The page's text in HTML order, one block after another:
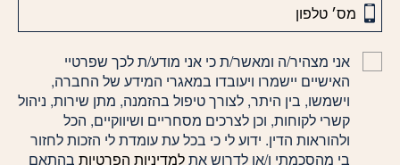
אני מצהיר/ה ומאשר/ת כי אני מודע/ת לכך שפרטיי
האישיים יישמרו ויעובדו במאגרי המידע של החברה,
וישמשו, בין היתר, לצורך טיפול בהזמנה, מתן שירות, ניהול
קשרי לקוחות, וכן לצרכים מסחריים ושיווקיים, הכל
ולהוראות הדין. ידוע לי כי בכל עת עומדת לי הזכות לחזור
בי מהסכמתי ו/או לדרוש אתלמדיניות הפרטיותבהתאם